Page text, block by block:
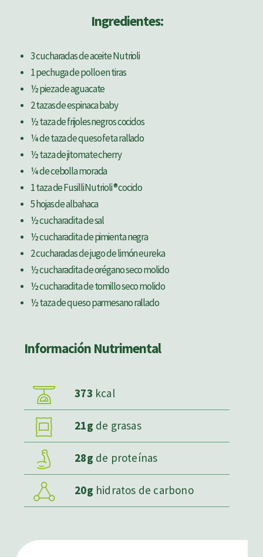
Ingredientes:
3 cucharadas de aceite Nutrioli
1 pechuga de pollo en tiras
½ pieza de aguacate
2 tazas de espinaca baby
½ taza de frijoles negros cocidos
¼ de taza de queso feta rallado
½ taza de jitomate cherry
¼ de cebolla morada
1 taza de Fusilli Nutrioli ® cocido
5 hojas de albahaca
½ cucharadita de sal
½ cucharadita de pimienta negra
2 cucharadas de jugo de limón eureka
½ cucharadita de orégano seco molido
½ cucharadita de tomillo seco molido
½ taza de queso parmesano rallado
Información Nutrimental
373 kcal
21g de grasas
28g de proteínas
20g hidratos de carbono